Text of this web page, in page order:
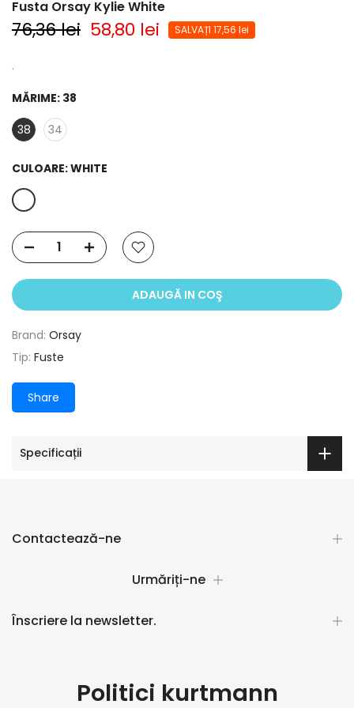
Fusta Orsay Kylie White
76,36 lei 58,80 lei SALVAȚI 17,56 lei
.
MĂRIME: 38
38
34
CULOARE:WHITE
ADAUGĂ IN COŞ
Brand: Orsay
Tip: Fuste
Share
Specificații
Contactează-ne
Urmăriți-ne
Înscriere la newsletter.
Politici kurtmann